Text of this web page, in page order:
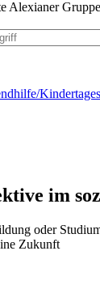
im
oder
Zukunft